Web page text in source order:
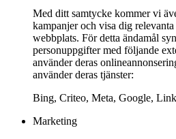
Med ditt samtycke kommer vi
kampanjer och visa dig
webbplats. För detta ändamål
personuppgifter med följande
använder deras
använder deras tjänster:
Bing, Criteo, Meta, Google,
Marketing